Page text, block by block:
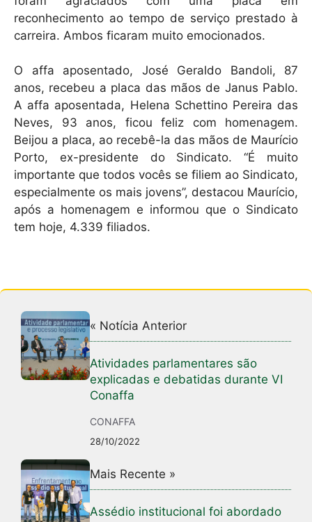
reconhecimento ao tempo de serviço prestado à
carreira. Ambos ficaram muito emocionados.
O affa aposentado, José Geraldo Bandoli, 87
anos, recebeu a placa das mãos de Janus Pablo.
A affa aposentada, Helena Schettino Pereira das
Neves, 93 anos, ficou feliz com homenagem.
Beijou a placa, ao recebê-la das mãos de Maurício
Porto, ex-presidente do Sindicato. “É muito
importante que todos vocês se filiem ao Sindicato,
especialmente os mais jovens”, destacou Maurício,
após a homenagem e informou que o Sindicato
tem hoje, 4.339 filiados.
« Notícia Anterior
Atividades parlamentares são
explicadas e debatidas durante VI
Conaffa
CONAFFA
28/10/2022
Mais Recente »
Assédio institucional foi abordado